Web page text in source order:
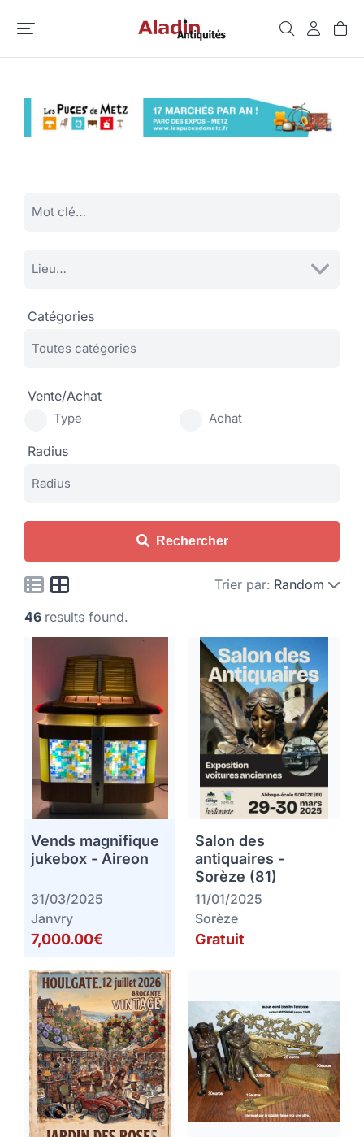
Catégories
Vente/Achat
Type Achat
Radius
Rechercher
Trier par: Random
46 results found.
Vends magnifique
jukebox - Aireon
31/03/2025
Janvry
7,000.00€
Salon des
antiquaires -
Sorèze (81)
11/01/2025
Sorèze
Gratuit